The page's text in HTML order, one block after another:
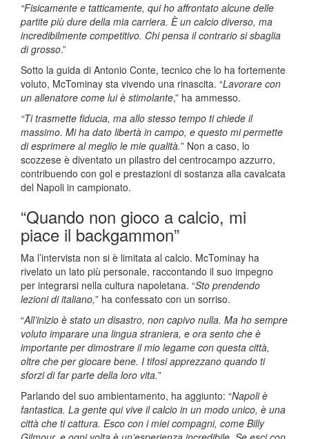
“Fisicamente e tatticamente, qui ho affrontato alcune delle
partite più dure della mia carriera. È un calcio diverso, ma
incredibilmente competitivo. Chi pensa il contrario si sbaglia
di grosso.”
Sotto la guida di Antonio Conte, tecnico che lo ha fortemente
voluto, McTominay sta vivendo una rinascita. “Lavorare con
un allenatore come lui è stimolante,” ha ammesso.
“Ti trasmette fiducia, ma allo stesso tempo ti chiede il
massimo. Mi ha dato libertà in campo, e questo mi permette
di esprimere al meglio le mie qualità.” Non a caso, lo
scozzese è diventato un pilastro del centrocampo azzurro,
contribuendo con gol e prestazioni di sostanza alla cavalcata
del Napoli in campionato.
“Quando non gioco a calcio, mi
piace il backgammon”
Ma l’intervista non si è limitata al calcio. McTominay ha
rivelato un lato più personale, raccontando il suo impegno
per integrarsi nella cultura napoletana. “Sto prendendo
lezioni di italiano,” ha confessato con un sorriso.
“All’inizio è stato un disastro, non capivo nulla. Ma ho sempre
voluto imparare una lingua straniera, e ora sento che è
importante per dimostrare il mio legame con questa città,
oltre che per giocare bene. I tifosi apprezzano quando ti
sforzi di far parte della loro vita.”
Parlando del suo ambientamento, ha aggiunto: “Napoli è
fantastica. La gente qui vive il calcio in un modo unico, è una
città che ti cattura. Esco con i miei compagni, come Billy